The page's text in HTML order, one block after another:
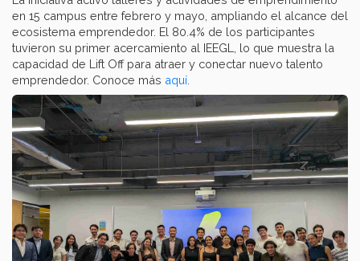
en 15 campus entre febrero y mayo, ampliando el alcance del
ecosistema emprendedor. El 80.4% de los participantes
tuvieron su primer acercamiento al IEEGL, lo que muestra la
capacidad de Lift Off para atraer y conectar nuevo talento
emprendedor. Conoce más aquí